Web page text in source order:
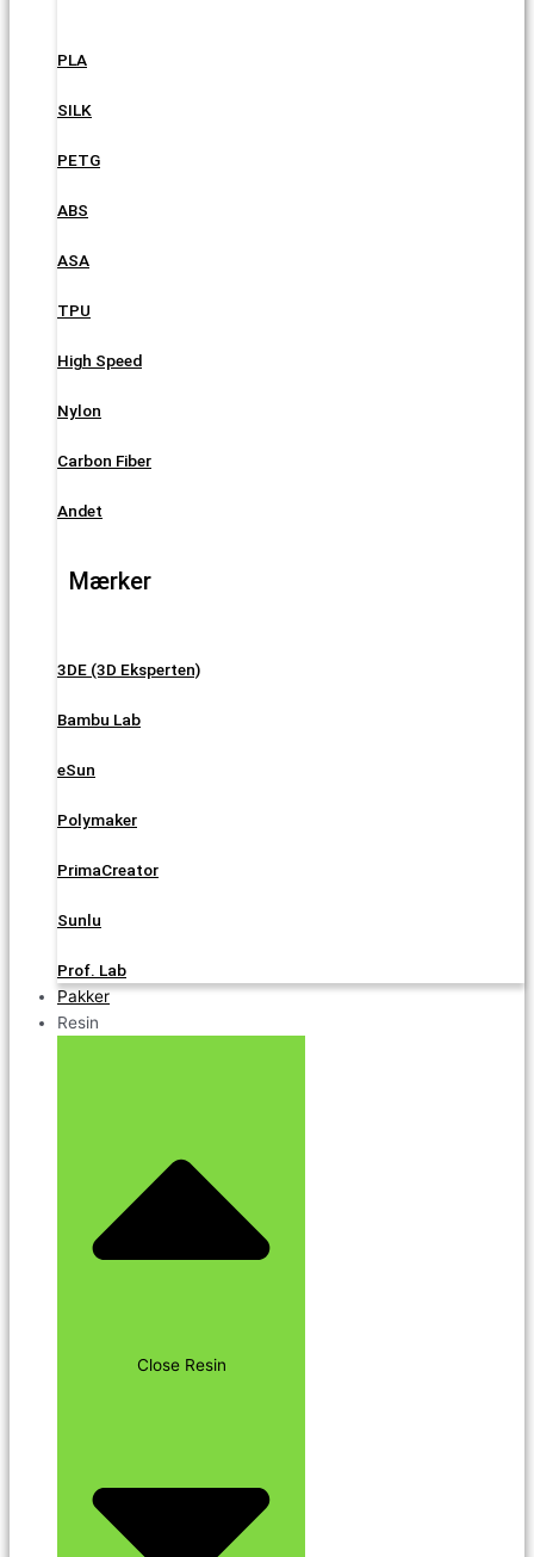
PLA
SILK
PETG
ABS
ASA
TPU
High Speed
Nylon
Carbon Fiber
Andet
Mærker
3DE (3D Eksperten)
Bambu Lab
eSun
Polymaker
PrimaCreator
Sunlu
Prof. Lab
Pakker
Resin
Close Resin